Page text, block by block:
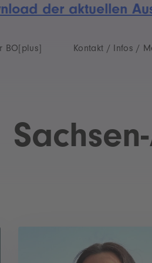
der aktuellen
BO[plus] Kontakt / Infos /